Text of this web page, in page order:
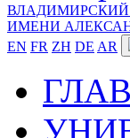
ВЛАДИМИРСКИЙ
ИМЕНИ
EN FR ZH DE AR